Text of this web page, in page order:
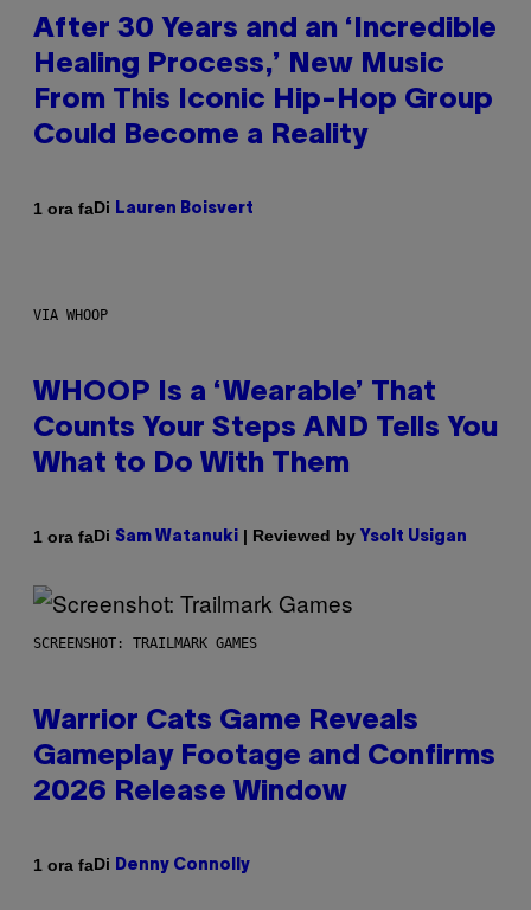
After 30 Years and an ‘Incredible
Healing Process,’ New Music
From This Iconic Hip-Hop Group
Could Become a Reality
1 ora faDi Lauren Boisvert
VIA WHOOP
WHOOP Is a ‘Wearable’ That
Counts Your Steps AND Tells You
What to Do With Them
1 ora faDi Sam Watanuki | Reviewed by Ysolt Usigan
SCREENSHOT: TRAILMARK GAMES
Warrior Cats Game Reveals
Gameplay Footage and Confirms
2026 Release Window
1 ora faDi Denny Connolly